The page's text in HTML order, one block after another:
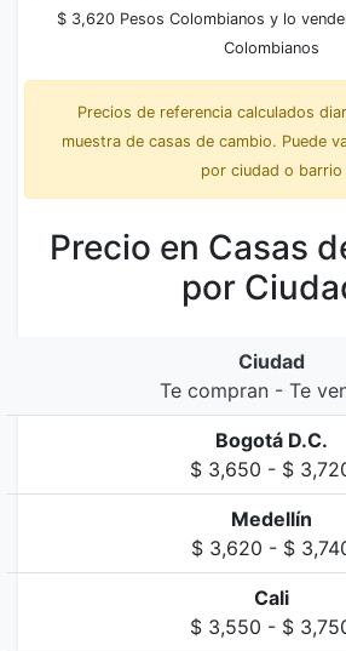
$ 3,620 Pesos Colombianos y lo
Colombianos
Precios de referencia calculados
muestra de casas de cambio. Puede
por ciudad o barrio
Precio en Casas
por
Ciudad
Te compran - Te
Bogotá D.C.
$ 3,650 - $
Medellín
$ 3,620 - $
Cali
$ 3,550 - $